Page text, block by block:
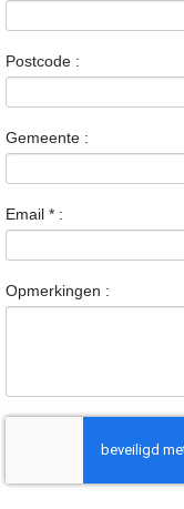
Postcode :
Gemeente :
Email * :
Opmerkingen :